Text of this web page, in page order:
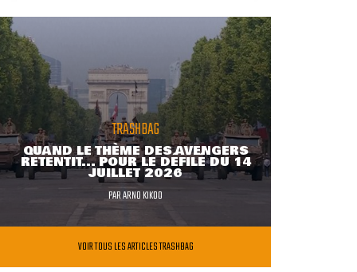
TRASHBAG
QUAND LE THÈME DES AVENGERS
RETENTIT... POUR LE DÉFILÉ DU 14
JUILLET 2026
PARARNO KIKOO
VOIR TOUS LES ARTICLES TRASHBAG